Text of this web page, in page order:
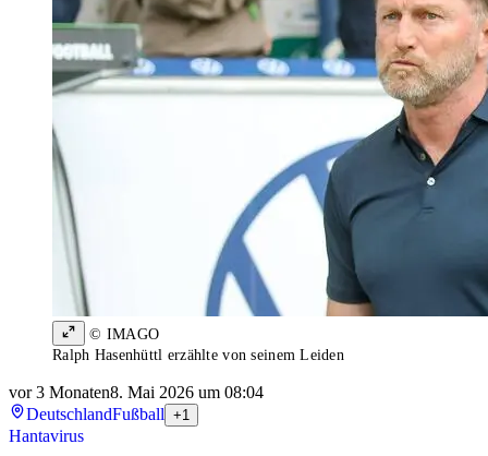
© IMAGO
Ralph Hasenhüttl erzählte von seinem Leiden
vor 3 Monaten8. Mai 2026 um 08:04
DeutschlandFußball +1
Hantavirus